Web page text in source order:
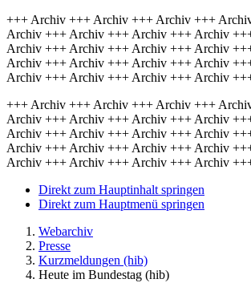
+++ Archiv +++ Archiv +++ Archiv +++
Archiv +++ Archiv +++ Archiv +++ Archiv
Archiv +++ Archiv +++ Archiv +++ Archiv
Archiv +++ Archiv +++ Archiv +++ Archiv
Archiv +++ Archiv +++ Archiv +++ Archiv
+++ Archiv +++ Archiv +++ Archiv +++
Archiv +++ Archiv +++ Archiv +++ Archiv
Archiv +++ Archiv +++ Archiv +++ Archiv
Archiv +++ Archiv +++ Archiv +++ Archiv
Archiv +++ Archiv +++ Archiv +++ Archiv
Direkt zum Hauptinhalt springen
Direkt zum Hauptmenü springen
Webarchiv
Presse
Kurzmeldungen (hib)
Heute im Bundestag (hib)